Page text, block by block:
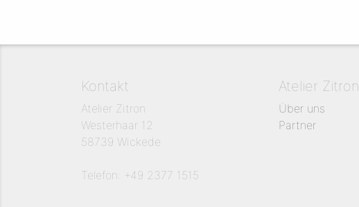
Kontakt
Atelier Zitron
Westerhaar 12
58739 Wickede
Telefon: +49 2377 1515
Atelier Zitron
Über uns
Partner